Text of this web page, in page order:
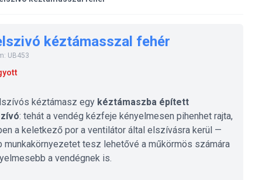
kéztámasszal fehér
UB453
kéztámasz egy kéztámaszba épített
: tehát a vendég kézfeje kényelmesen pihenhet rajta,
a keletkező por a ventilátor által elszívásra kerül —
munkakörnyezetet tesz lehetővé a műkörmös számára
a vendégnek is.